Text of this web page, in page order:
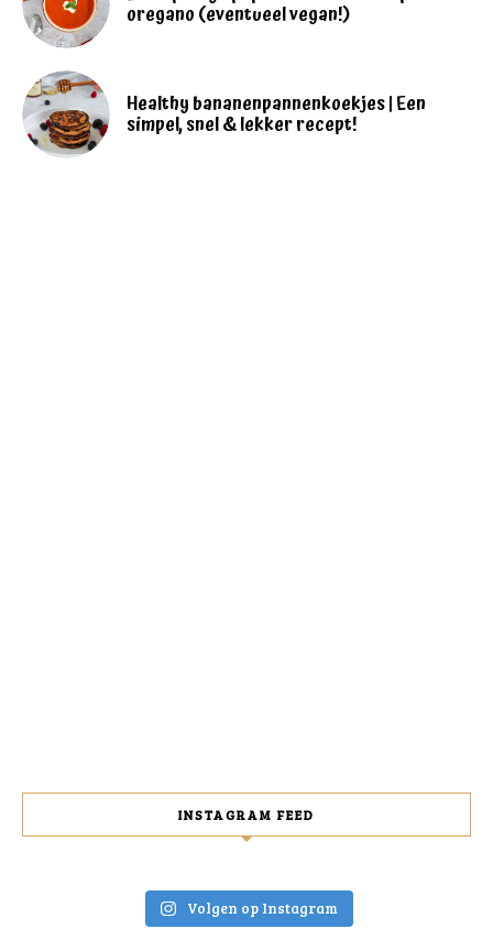
oregano (eventueel vegan!)
Healthy bananenpannenkoekjes | Een
simpel, snel & lekker recept!
INSTAGRAM FEED
Volgen op Instagram